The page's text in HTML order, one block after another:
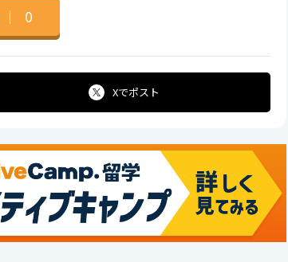
｜ 0
Xでポスト